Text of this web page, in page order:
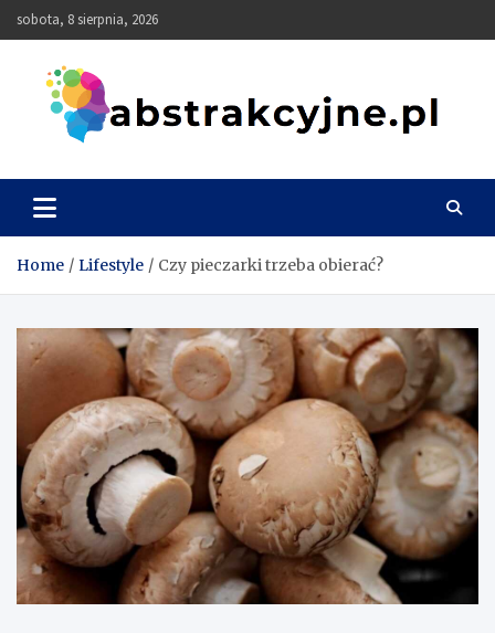
Skip
to
sobota, 8 sierpnia, 2026
Abstrakcyjne
Home Lifestyle Czy pieczarki trzeba obierać?